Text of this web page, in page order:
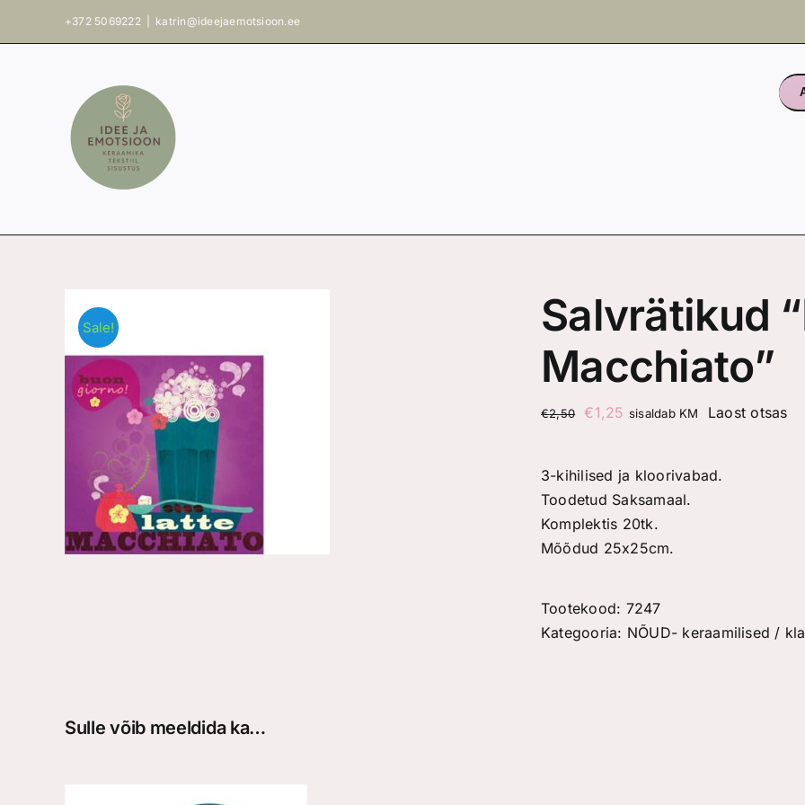
+372 5069222 katrin@ideejaemotsioon.ee
Sale!
Salvrätikud
Macchiato”
€2,50
Algne
€2,50.
€1,25 Praegune
€1,25.
sisaldab KM Laost otsas
3-kihilised ja kloorivabad.
Toodetud Saksamaal.
Komplektis 20tk.
Mõõdud 25x25cm.
Tootekood: 7247
Kategooria: NÕUD- keraamilised /
Sulle võib meeldida ka…